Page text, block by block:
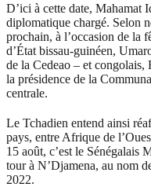
D’ici à cette date, Mahamat
diplomatique chargé. Selon
prochain, à l’occasion de la
d’État bissau-guinéen,
de la Cedeao – et
la présidence de la
centrale.
Le Tchadien entend ainsi
pays, entre Afrique de
15 août, c’est le Sénégalais
tour à N’Djamena, au nom
2022.